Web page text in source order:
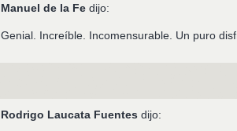
Manuel de la Fe dijo:
Genial. Increíble. Incomensurable. Un puro
Rodrigo Laucata Fuentes dijo: